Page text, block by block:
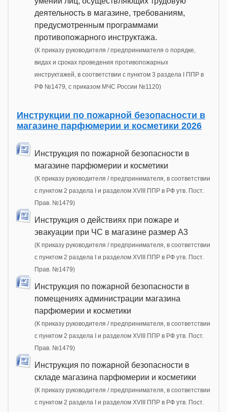
деятельность в магазине, требованиям,
предусмотренным программами
противопожарного инструктажа.
(К приказу руководителя / предпринимателя о порядке,
видах и сроках проведения противопожарных
инструктажей, в соответствии с пунктом 3 раздела I ППР в
РФ №1479, с приказом МЧС России №1120)
Инструкции по пожарной безопасности в
магазине парфюмерии и косметики 2026
Инструкция по пожарной безопасности в
магазине парфюмерии и косметики
(К приказу руководителя / предпринимателя, в соответствии
с пунктом 2 раздела I и разделом XVIII ППР в РФ утв. Пост.
Прав. №1479)
Инструкция о действиях при пожаре и
эвакуации при ЧС в магазине размер А3
(К приказу руководителя / предпринимателя, в соответствии
с пунктом 2 раздела I и разделом XVIII ППР в РФ утв. Пост.
Прав. №1479)
Инструкция по пожарной безопасности в
помещениях администрации магазина
парфюмерии и косметики
(К приказу руководителя / предпринимателя, в соответствии
с пунктом 2 раздела I и разделом XVIII ППР в РФ утв. Пост.
Прав. №1479)
Инструкция по пожарной безопасности в
складе магазина парфюмерии и косметики
(К приказу руководителя / предпринимателя, в соответствии
с пунктом 2 раздела I и разделом XVIII ППР в РФ утв. Пост.